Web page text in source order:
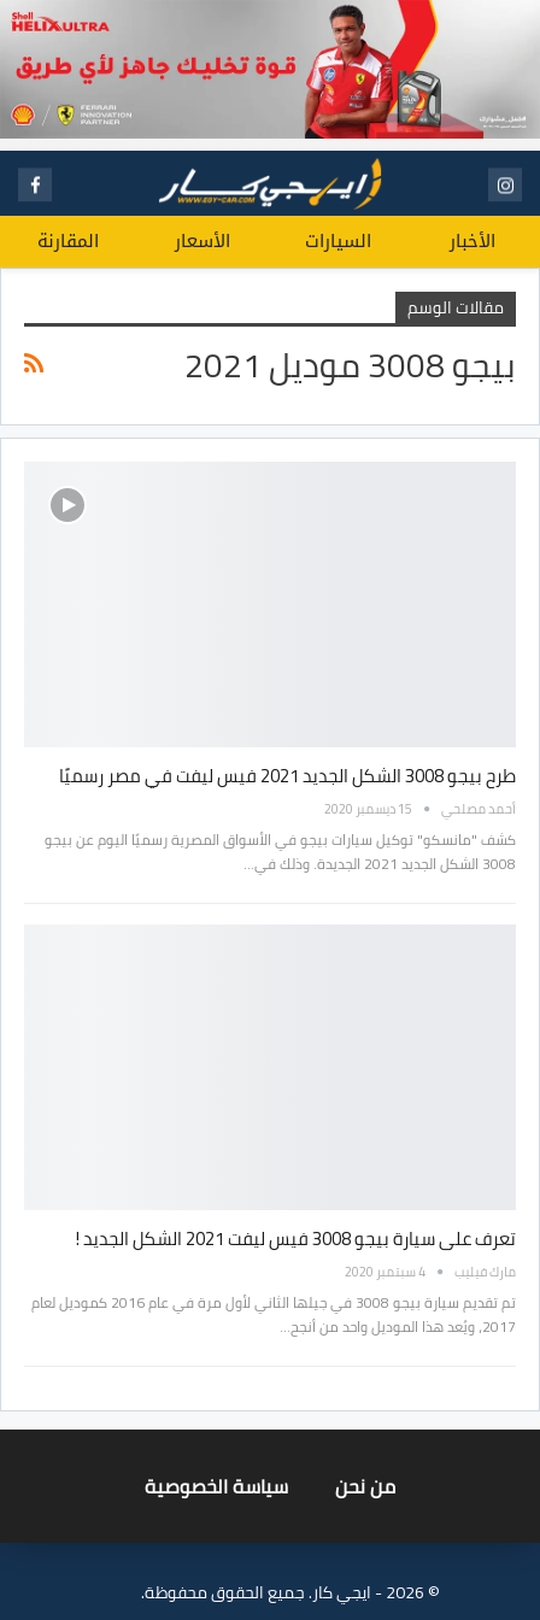
الأخبار السيارات الأسعار المقارنة
مقالات الوسم
بيجو 3008 موديل 2021
طرح بيجو 3008 الشكل الجديد 2021 فيس ليفت في مصر رسميًا
أحمد مصلحي 15 ديسمبر 2020
كشف "مانسكو" توكيل سيارات بيجو في الأسواق المصرية رسميًا اليوم عن بيجو
3008 الشكل الجديد 2021 الجديدة. وذلك في…
تعرف على سيارة بيجو 3008 فيس ليفت 2021 الشكل الجديد !
مارك فيليب 4 سبتمبر 2020
تم تقديم سيارة بيجو 3008 في جيلها الثاني لأول مرة في عام 2016 كموديل لعام
2017، ويُعد هذا الموديل واحد من أنجح…
من نحن سياسة الخصوصية
© 2026 - ايجي كار. جميع الحقوق محفوظة.